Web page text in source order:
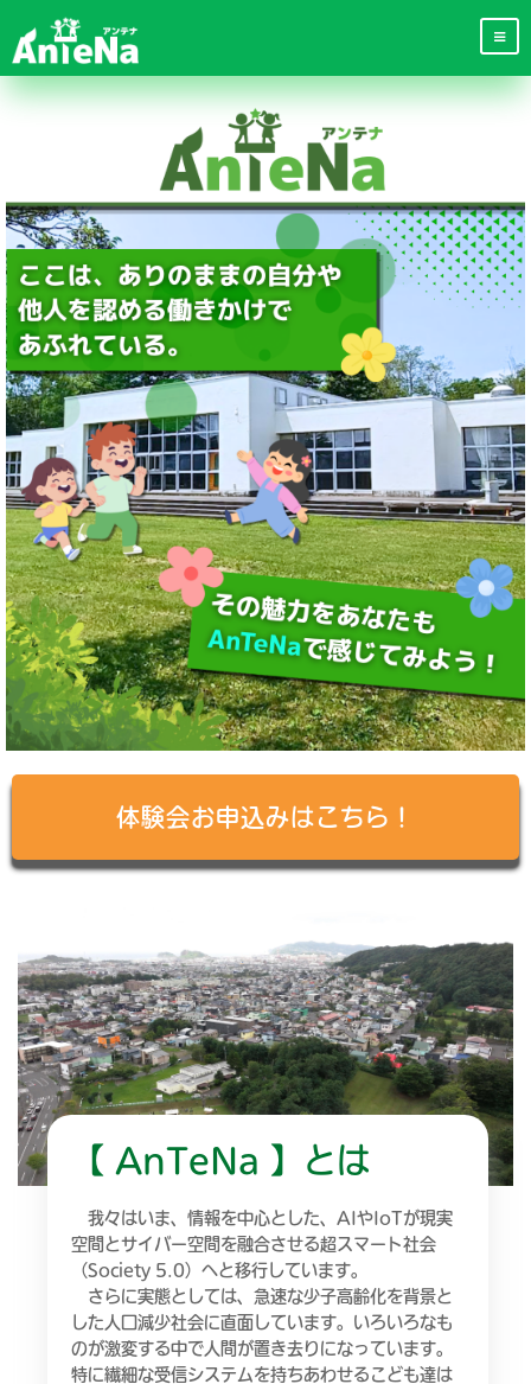
体験会お申込みはこちら！
【 AnTeNa 】とは
我々はいま、情報を中心とした、AIやIoTが現実
空間とサイバー空間を融合させる超スマート社会
（Society 5.0）へと移行しています。
さらに実態としては、急速な少子高齢化を背景と
した人口減少社会に直面しています。いろいろなも
のが激変する中で人間が置き去りになっています。
特に繊細な受信システムを持ちあわせるこども達は